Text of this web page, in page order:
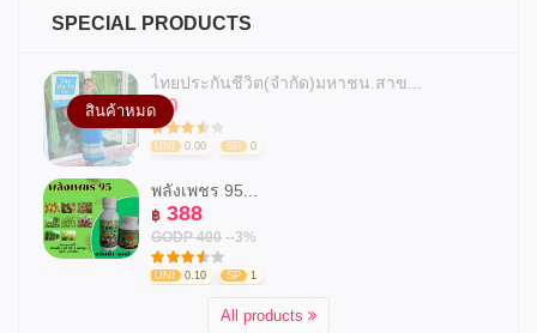
SPECIAL PRODUCTS
สินค้าหมด
ไทยประกันชีวิต(จำกัด)มหาชน.สาข...
฿ 0
UNI 0.00 SP 0
พลังเพชร 95...
฿ 388
GODP 400 --3%
UNI 0.10 SP 1
All products